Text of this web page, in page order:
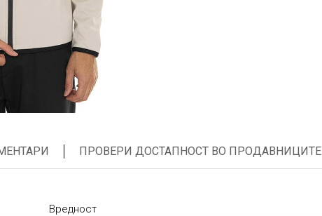
ПРОВЕРИ ДОСТАПНОСТ ВО ПРОДАВНИЦИТЕ
Вредност